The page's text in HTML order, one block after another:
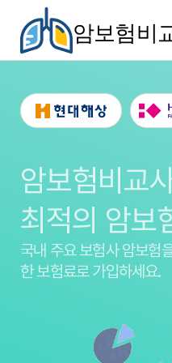
암보험비
암보험비교
최적의 암보
국내 주요 보험사 암보험
한 보험료로 가입하세요.